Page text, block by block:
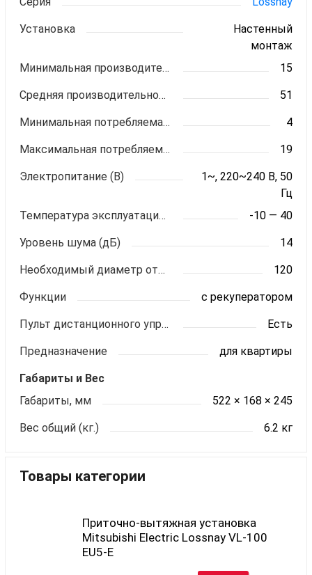
Установка
Настенный
монтаж
Минимальная производительность, м3/ч
15
Средняя производительность, м3/ч 51
Минимальная потребляемая мощность, Вт 4
Максимальная потребляемая мощность, Вт 19
Электропитание (В)
1~, 220~240 В, 50
Гц
Температура эксплуатации, С
-10 — 40
Уровень шума (дБ) 14
Необходимый диаметр отверстия во внешней стене, мм 120
Функции с рекуператором
Пульт дистанционного управления Есть
Предназначение для квартиры
Габариты и Вес
Габариты, мм
522 × 168 × 245
Вес общий (кг.) 6.2 кг
Товары категории
Приточно-вытяжная установка
Mitsubishi Electric Lossnay VL-100
EU5-E